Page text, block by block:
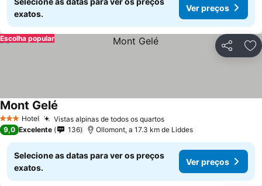
exatos.
Ver preços
Partilhar
Escolha popular
3 EstrelasHotel Vistas alpinas de todos os quartos
Mont Gelé
9,0 Excelente 136 Ollomont, a 17.3 km de Liddes
Selecione as datas para ver os preços
exatos.
Ver preços